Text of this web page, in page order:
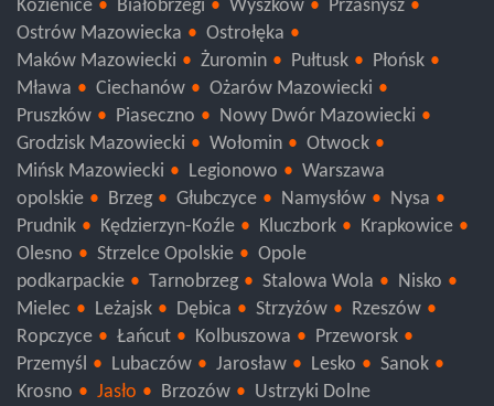
Kozienice
Białobrzegi Wyszków
Przasnysz
Ostrów Mazowiecka
Ostrołęka
Maków Mazowiecki
Żuromin Pułtusk
Płońsk
Mława
Ciechanów
Ożarów Mazowiecki
Pruszków
Piaseczno
Nowy Dwór Mazowiecki
Grodzisk Mazowiecki
Wołomin
Otwock
Mińsk Mazowiecki
Legionowo
Warszawa
opolskie
Brzeg Głubczyce Namysłów
Nysa
Prudnik
Kędzierzyn-Koźle Kluczbork
Krapkowice
Olesno
Strzelce Opolskie
Opole
podkarpackie
Tarnobrzeg Stalowa Wola
Nisko
Mielec
Leżajsk Dębica Strzyżów
Rzeszów
Ropczyce
Łańcut Kolbuszowa
Przeworsk
Przemyśl
Lubaczów Jarosław Lesko
Sanok
Krosno
Jasło Brzozów
Ustrzyki Dolne